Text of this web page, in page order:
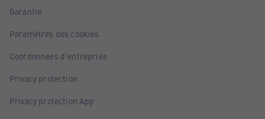
Garantie
Paramètres des cookies
Coordonnées d'entreprise
Privacy protection
Privacy protection App